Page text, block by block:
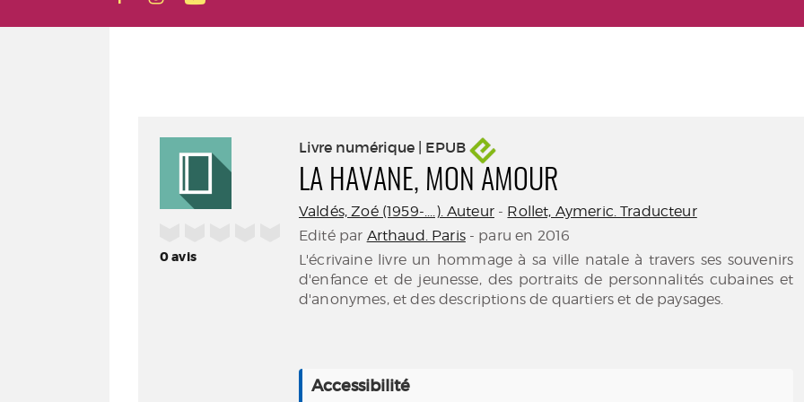
0avis
Livre numérique | EPUB
LA HAVANE, MON AMOUR
Valdés, Zoé (1959-....). Auteur- Rollet, Aymeric. Traducteur
Edité par Arthaud. Paris- paru en 2016
L'écrivaine livre un hommage à sa ville natale à travers ses souvenirs
d'enfance et de jeunesse, des portraits de personnalités cubaines et
d'anonymes, et des descriptions de quartiers et de paysages.
Accessibilité